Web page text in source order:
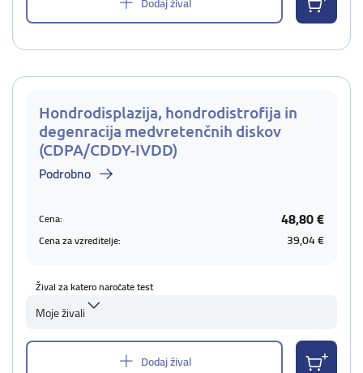
Hondrodisplazija, hondrodistrofija in
degenracija medvretenčnih diskov
(CDPA/CDDY-IVDD)
Podrobno
Cena: 48,80 €
Cena za vzreditelje: 39,04 €
Žival za katero naročate test
Moje živali
Dodaj žival